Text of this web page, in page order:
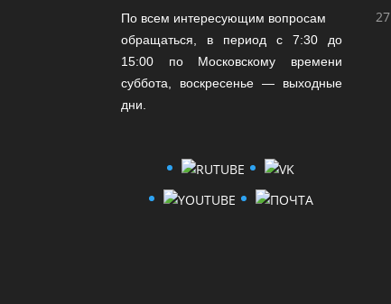
По всем интересующим вопросам
обращаться, в период с 7:30 до
15:00 по Московскому времени
суббота, воскресенье — выходные
дни.
27